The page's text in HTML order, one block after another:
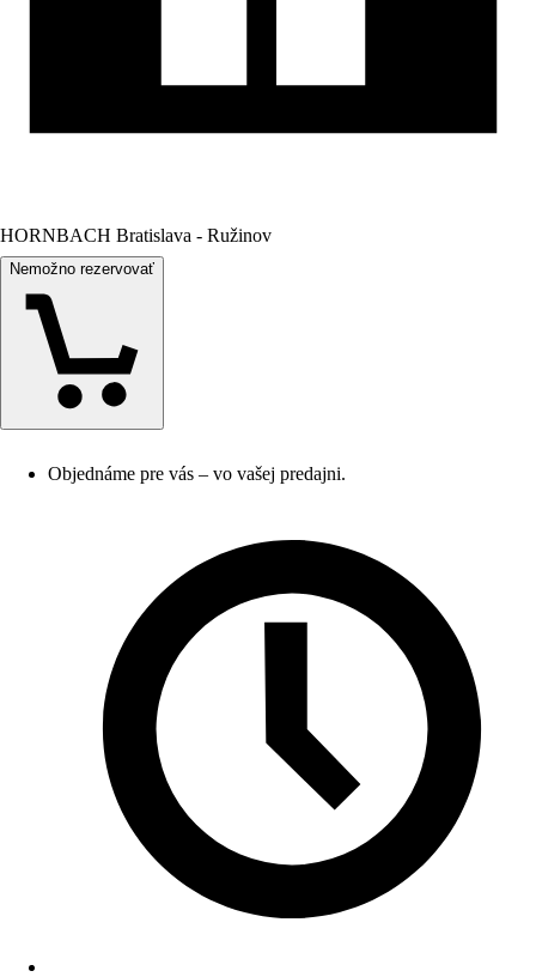
HORNBACH Bratislava - Ružinov
Nemožno rezervovať
Objednáme pre vás – vo vašej predajni.